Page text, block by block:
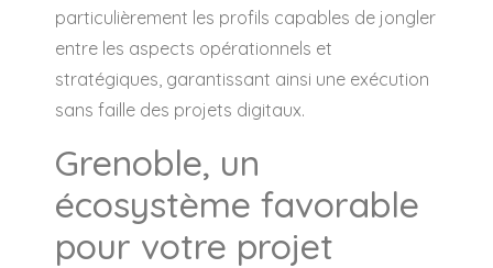
particulièrement les profils capables de jongler
entre les aspects opérationnels et
stratégiques, garantissant ainsi une exécution
sans faille des projets digitaux.
Grenoble, un
écosystème favorable
pour votre projet